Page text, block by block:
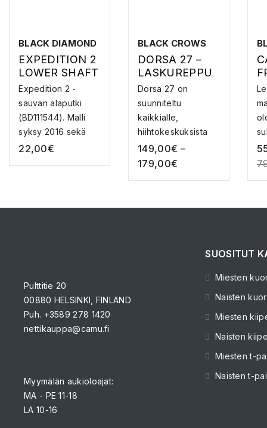
BLACK DIAMOND
EXPEDITION 2
LOWER SHAFT
Expedition 2 -
sauvan alaputki
(BD111544). Malli
syksy 2016 sekä
uud...
22,00€
BLACK CROWS
DORSA 27 –
LASKUREPPU
Dorsa 27 on
suunniteltu
kaikkialle,
hiihtokeskuksista
pidemmille to...
149,00€ –
179,00€
Pulttitie 20
00880 HELSINKI, FINLAND
Puh. +3589 278 1420
nettikauppa@camu.fi
Myymälän aukioloajat:
MA - PE 11-18
LA 10-16
SUOSITUT
Miesten
Naisten
Miesten
Naisten
Miesten t-
Naisten t-